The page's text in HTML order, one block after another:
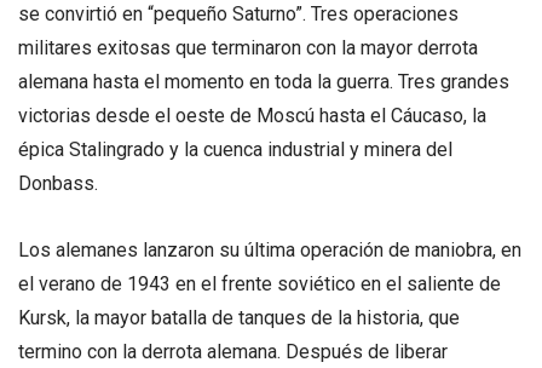
se convirtió en “pequeño Saturno”. Tres operaciones
militares exitosas que terminaron con la mayor derrota
alemana hasta el momento en toda la guerra. Tres grandes
victorias desde el oeste de Moscú hasta el Cáucaso, la
épica Stalingrado y la cuenca industrial y minera del
Donbass.
Los alemanes lanzaron su última operación de maniobra, en
el verano de 1943 en el frente soviético en el saliente de
Kursk, la mayor batalla de tanques de la historia, que
termino con la derrota alemana. Después de liberar